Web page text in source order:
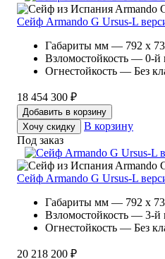
Armando
Сейф Armando G Ursus-L
Габариты мм — 792 x
Взломостойкость — 0-й
Огнестойкость — Без
18 454 300 ₽
Добавить в корзину
Хочу скидку
В корзину
Под заказ
Armando
Сейф Armando G Ursus-L
Габариты мм — 792 x
Взломостойкость — 3-й
Огнестойкость — Без
20 218 200 ₽